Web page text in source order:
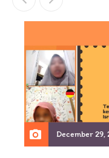
December 29,